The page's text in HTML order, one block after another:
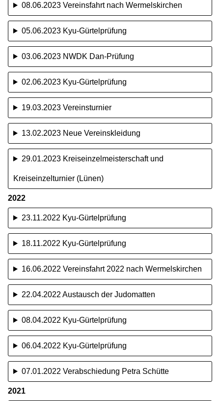
08.06.2023 Vereinsfahrt nach Wermelskirchen
05.06.2023 Kyu-Gürtelprüfung
03.06.2023 NWDK Dan-Prüfung
02.06.2023 Kyu-Gürtelprüfung
19.03.2023 Vereinsturnier
13.02.2023 Neue Vereinskleidung
29.01.2023 Kreiseinzelmeisterschaft und
Kreiseinzelturnier (Lünen)
2022
23.11.2022 Kyu-Gürtelprüfung
18.11.2022 Kyu-Gürtelprüfung
16.06.2022 Vereinsfahrt 2022 nach Wermelskirchen
22.04.2022 Austausch der Judomatten
08.04.2022 Kyu-Gürtelprüfung
06.04.2022 Kyu-Gürtelprüfung
07.01.2022 Verabschiedung Petra Schütte
2021